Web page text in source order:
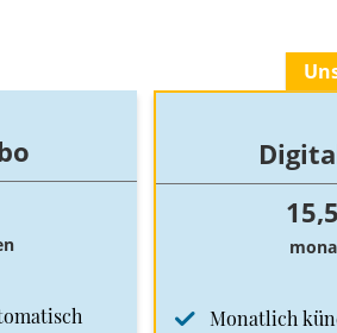
Monatlich